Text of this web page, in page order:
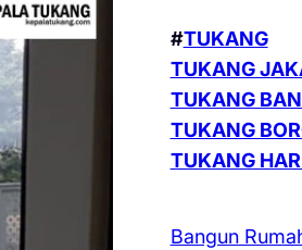
#TUKANG
TUKANG
TUKANG
TUKANG
TUKANG
Bangun